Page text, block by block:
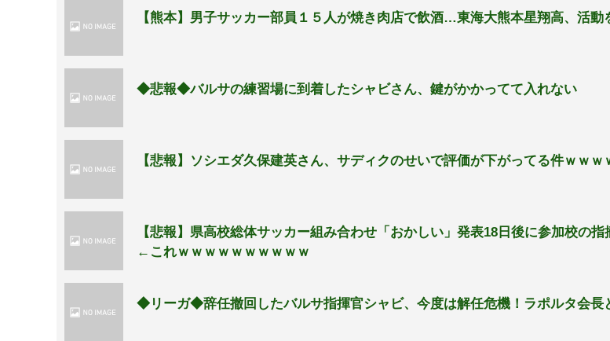
【熊本】男子サッカー部員１５人が焼き肉店で飲酒…東海大熊本星翔高、活動
◆悲報◆バルサの練習場に到着したシャビさん、鍵がかかってて入れない
【悲報】ソシエダ久保建英さん、サディクのせいで評価が下がってる件ｗｗｗ
【悲報】県高校総体サッカー組み合わせ「おかしい」発表18日後に参加校の
←これｗｗｗｗｗｗｗｗｗｗ
◆リーガ◆辞任撤回したバルサ指揮官シャビ、今度は解任危機！ラポルタ会長